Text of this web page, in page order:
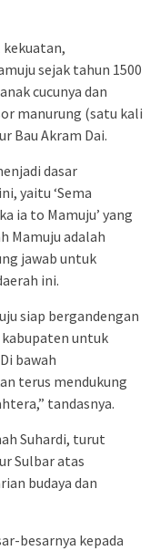
sejak tahun 1500
cucunya dan
manurung (satu kali
Bau Akram Dai.
dasar
yaitu ‘Sema
ia to Mamuju’ yang
Mamuju adalah
jawab untuk
ini.
siap bergandengan
untuk
bawah
terus mendukung
tandasnya.
Suhardi, turut
Sulbar atas
budaya dan
besarnya kepada